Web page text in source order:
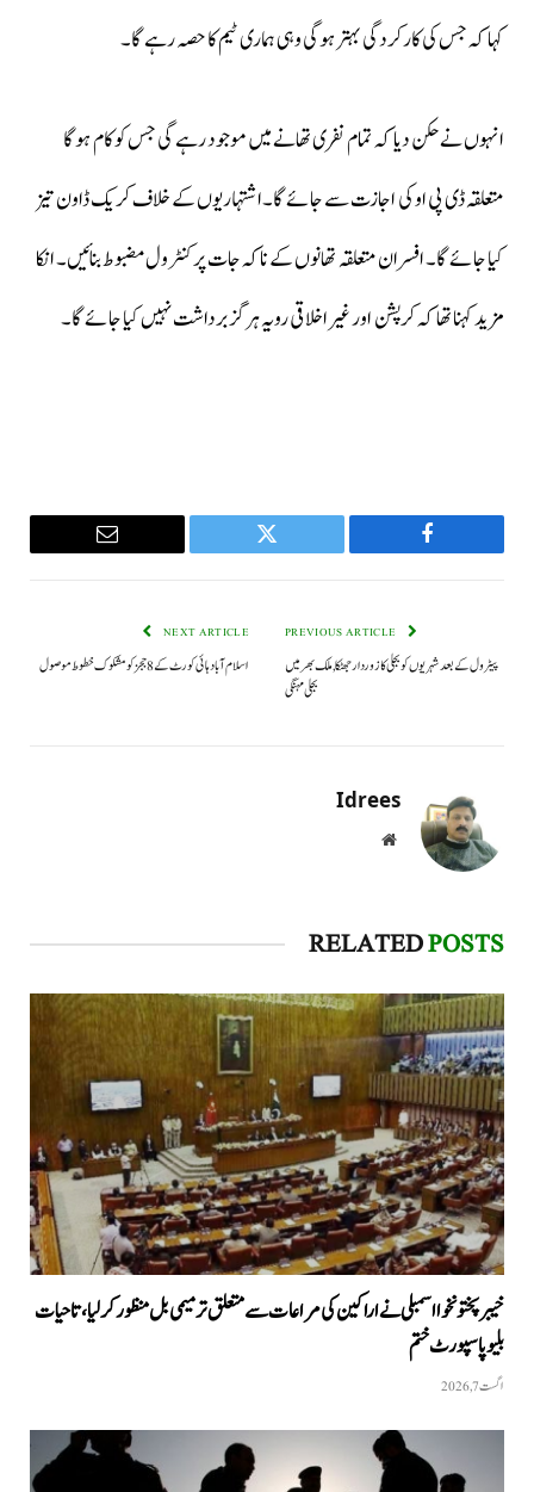
کہا کہ جس کی کارکردگی بہتر ہوگی وہی ہماری ٹیم کا حصہ رہے گا۔
انہوں نے حکن دیا کہ تمام نفری تھانے میں موجود رہے گی جس کو کام ہوگا
متعلقہ ڈی پی او کی اجازت سے جائے گا۔اشتہاریوں کے خلاف کریک ڈاون تیز
کیا جائے گا۔ افسران متعلقہ تھانوں کے ناکہ جات پر کنٹرول مضبوط بنائیں۔ انکا
مزید کہنا تھا کہ کرپشن اور غیراخلاقی رویہ ہرگز برداشت نہیں کیا جائے گا۔
Facebook
Twitter
Email
پیٹرول کے بعد شہریوں کو بجلی کا زوردار جھٹکا, ملک بھر میں
بجلی مہنگی
NEXT ARTICLE
اسلام آباد ہائی کورٹ کے 8 ججز کو مشکوک خطوط موصول
Idrees
Website
RELATEDPOSTS
خیبرپختونخوا اسمبلی نے اراکین کی مراعات سے متعلق ترمیمی بل منظور کر لیا، تاحیات
بلیو پاسپورٹ ختم
اگست 7, 2026